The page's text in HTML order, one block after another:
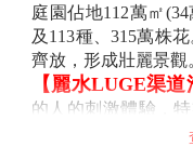
庭園佔地112萬㎡
及113種、315萬株
齊放，形成壯麗景觀
【麗水LUGE渠道
的人的刺激體驗，
里長的超長軌道滑